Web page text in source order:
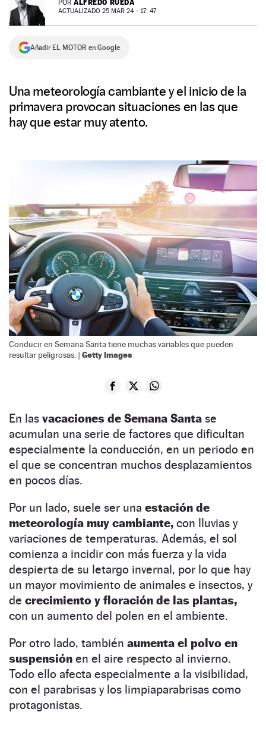
NEWSLETTER
SÍGUENOS
POR ALFREDO RUEDA
ACTUALIZADO 25 MAR 24 - 17: 47
Añadir EL MOTOR en Google
Una meteorología cambiante y el inicio de la
primavera provocan situaciones en las que
hay que estar muy atento.
Conducir en Semana Santa tiene muchas variables que pueden
resultar peligrosas. | Getty Images
En las vacaciones de Semana Santa se
acumulan una serie de factores que dificultan
especialmente la conducción, en un periodo en
el que se concentran muchos desplazamientos
en pocos días.
Por un lado, suele ser una estación de
meteorología muy cambiante, con lluvias y
variaciones de temperaturas. Además, el sol
comienza a incidir con más fuerza y la vida
despierta de su letargo invernal, por lo que hay
un mayor movimiento de animales e insectos, y
de crecimiento y floración de las plantas,
con un aumento del polen en el ambiente.
Por otro lado, también aumenta el polvo en
suspensión en el aire respecto al invierno.
Todo ello afecta especialmente a la visibilidad,
con el parabrisas y los limpiaparabrisas como
protagonistas.